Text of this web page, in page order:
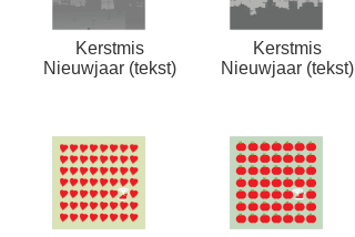
Kerstmis
Nieuwjaar (tekst)
Kerstmis
Nieuwjaar (tekst)